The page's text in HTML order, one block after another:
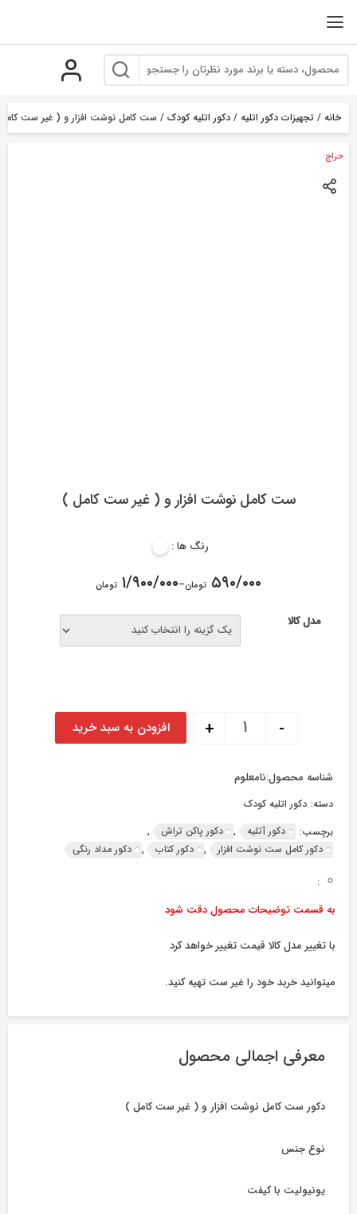
خانه / تجهیزات دکور اتلیه / دکور اتلیه کودک / ست کامل نوشت افزار و ( غیر ست
حراج
ست کامل نوشت افزار و ( غیر ست کامل )
رنگ ها :
۵۹۰/۰۰۰ تومان–۱/۹۰۰/۰۰۰ تومان
مدل کالا
ست کامل نوشت افزار و ( غیر ست کامل ) عدد
-
+ افزودن به سبد خرید
شناسه محصول:نامعلوم
دسته: دکور اتلیه کودک
برچسب:
دکور آتلیه , دکور پاکن تراش
,
دکور کامل ست نوشت افزار
, دکور کتاب , دکور مداد رنگی
:
به قسمت توضیحات محصول دقت شود
با تغییر مدل کالا قیمت تغییر خواهد کرد
میتوانید خربد خود را غیر ست تهیه کنید.
معرفی اجمالی محصول
دکور ست کامل نوشت افزار و ( غیر ست کامل )
نوع جنس
یونیولیت با کیفت